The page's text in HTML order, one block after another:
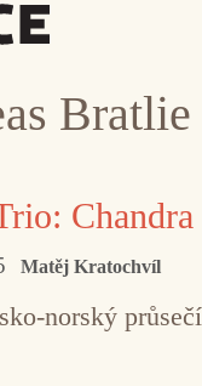
Bratlie
Chandra
Matěj Kratochvíl
norský